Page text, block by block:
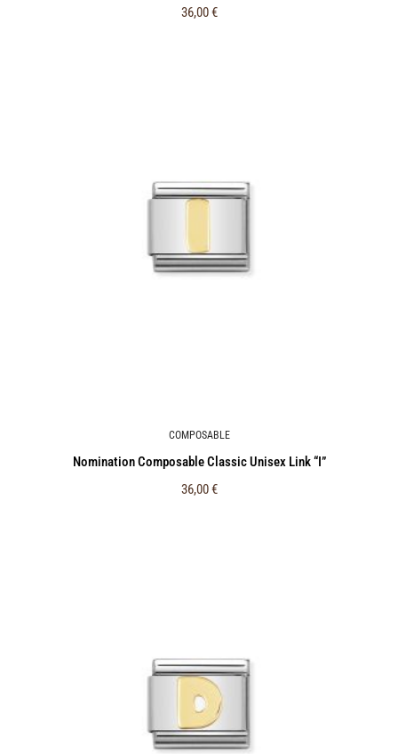
36,00€
COMPOSABLE
Nomination Composable Classic Unisex Link “I”
36,00€